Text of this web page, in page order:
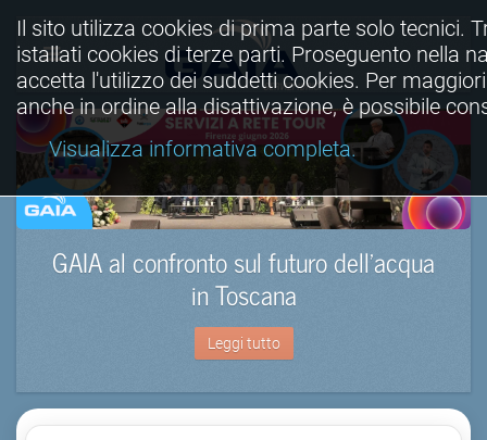
GAIA al confronto sul futuro dell’acqua
in Toscana
Leggi tutto
Il sito utilizza cookies di prima parte solo tecnici.
istallati cookies di terze parti. Proseguento nella
accetta l'utilizzo dei suddetti cookies. Per
anche in ordine alla disattivazione, è possibile
Visualizza informativa completa.